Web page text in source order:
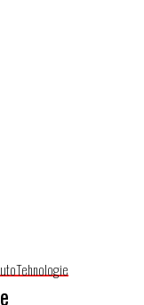
Tehnologie